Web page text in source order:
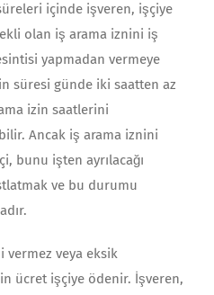
içinde işveren, işçiye
olan iş arama iznini iş
yapmadan vermeye
süresi günde iki saatten az
izin saatlerini
Ancak iş arama iznini
bunu işten ayrılacağı
ve bu durumu
vermez veya eksik
ücret işçiye ödenir. İşveren,